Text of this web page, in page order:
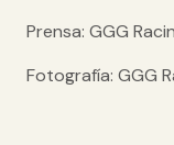
Prensa: GGG
Fotografía: GGG